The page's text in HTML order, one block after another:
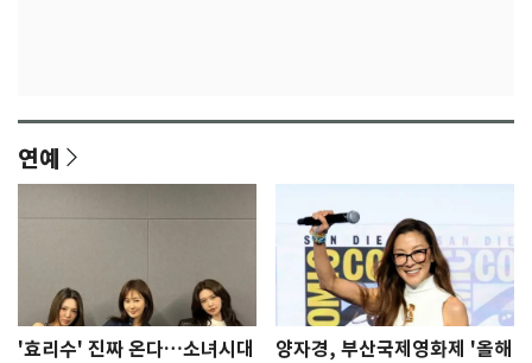
연예
'효리수' 진짜 온다…소녀시대
양자경, 부산국제영화제 '올해